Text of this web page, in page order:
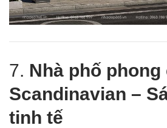
7. Nhà phố phong
Scandinavian –
tinh tế